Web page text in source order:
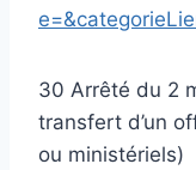
30 Arrêté du 2
transfert d’un
ou ministériels)